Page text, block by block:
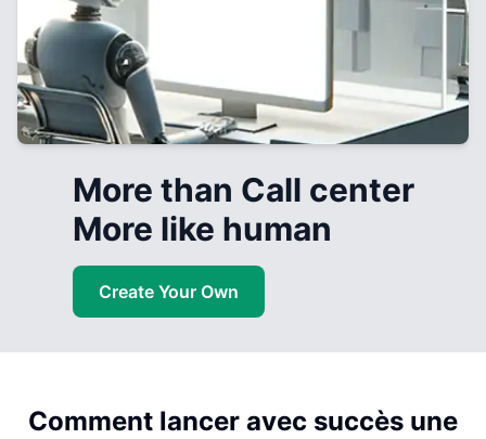
More than Call center
More like human
Create Your Own
Comment lancer avec succès une